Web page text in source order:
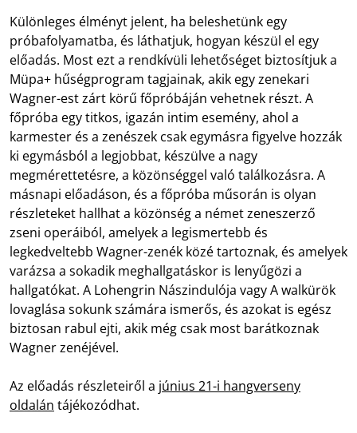
Különleges élményt jelent, ha beleshetünk egy
próbafolyamatba, és láthatjuk, hogyan készül el egy
előadás. Most ezt a rendkívüli lehetőséget biztosítjuk a
Müpa+ hűségprogram tagjainak, akik egy zenekari
Wagner-est zárt körű főpróbáján vehetnek részt. A
főpróba egy titkos, igazán intim esemény, ahol a
karmester és a zenészek csak egymásra figyelve hozzák
ki egymásból a legjobbat, készülve a nagy
megmérettetésre, a közönséggel való találkozásra. A
másnapi előadáson, és a főpróba műsorán is olyan
részleteket hallhat a közönség a német zeneszerző
zseni operáiból, amelyek a legismertebb és
legkedveltebb Wagner-zenék közé tartoznak, és amelyek
varázsa a sokadik meghallgatáskor is lenyűgözi a
hallgatókat. A Lohengrin Nászindulója vagy A walkürök
lovaglása sokunk számára ismerős, és azokat is egész
biztosan rabul ejti, akik még csak most barátkoznak
Wagner zenéjével.
Az előadás részleteiről a június 21-i hangverseny
oldalán tájékozódhat.